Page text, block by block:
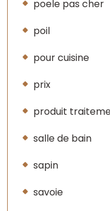
poele pas cher
poil
pour cuisine
prix
produit
salle de bain
sapin
savoie